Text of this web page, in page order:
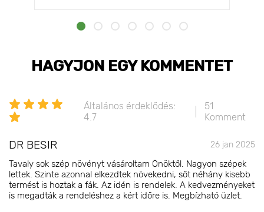
HAGYJON EGY KOMMENTET
Általános érdeklődés:
4.7
51
Komment
DR BESIR 26 jan 2025
Tavaly sok szép növényt vásároltam Önöktől. Nagyon szépek
lettek. Szinte azonnal elkezdtek növekedni, sőt néhány kisebb
termést is hoztak a fák. Az idén is rendelek. A kedvezményeket
is megadták a rendeléshez a kért időre is. Megbízható üzlet.